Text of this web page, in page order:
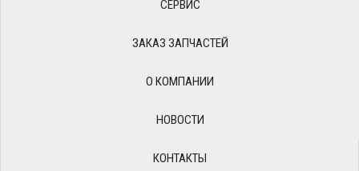
СЕРВИС
ЗАКАЗ ЗАПЧАСТЕЙ
О КОМПАНИИ
НОВОСТИ
КОНТАКТЫ